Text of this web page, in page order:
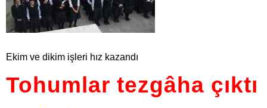
Ekim ve dikim işleri hız kazandı
Tohumlar tezgâha çıktı